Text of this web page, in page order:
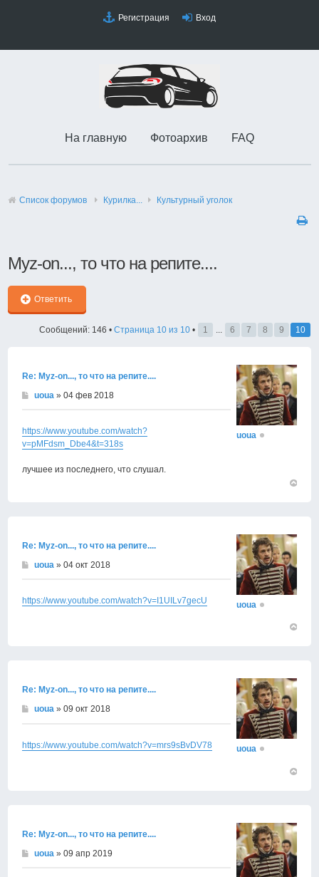
Регистрация Вход
На главную Фотоархив FAQ
Список форумов Курилка... Культурный уголок
Муz-on..., то что на репите....
Ответить
Сообщений: 146 • Страница 10из 10• 1 ... 6 7 8 9 10
Re: Муz-on..., то что на репите....
uoua » 04 фев 2018
https://www.youtube.com/watch?
v=pMFdsm_Dbe4&t=318s
лучшее из последнего, что слушал.
uoua
Re: Муz-on..., то что на репите....
uoua » 04 окт 2018
https://www.youtube.com/watch?v=I1UILv7gecU uoua
Re: Муz-on..., то что на репите....
uoua » 09 окт 2018
https://www.youtube.com/watch?v=mrs9sBvDV78 uoua
Re: Муz-on..., то что на репите....
uoua » 09 апр 2019